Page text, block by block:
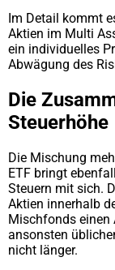
Im Detail kommt
Aktien im Multi
ein individuelles
Abwägung des
Die
Steuerhöhe
Die Mischung
ETF bringt
Steuern mit sich.
Aktien innerhalb
Mischfonds einen
ansonsten
nicht länger.